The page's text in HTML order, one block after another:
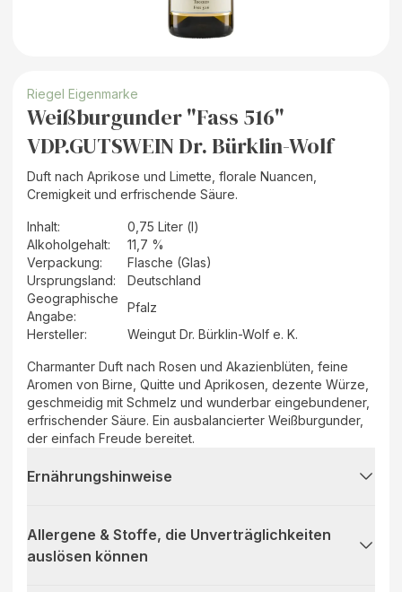
Riegel Eigenmarke
Weißburgunder "Fass 516"
VDP.GUTSWEIN Dr. Bürklin-Wolf
Duft nach Aprikose und Limette, florale Nuancen,
Cremigkeit und erfrischende Säure.
Inhalt:
0,75 Liter (l)
Alkoholgehalt:
11,7 %
Verpackung:
Flasche (Glas)
Ursprungsland:
Deutschland
Geographische
Angabe:
Pfalz
Hersteller: Weingut Dr. Bürklin-Wolf e. K.
Charmanter Duft nach Rosen und Akazienblüten, feine
Aromen von Birne, Quitte und Aprikosen, dezente Würze,
geschmeidig mit Schmelz und wunderbar eingebundener,
erfrischender Säure. Ein ausbalancierter Weißburgunder,
der einfach Freude bereitet.
Ernährungshinweise
Allergene & Stoffe, die Unverträglichkeiten
auslösen können